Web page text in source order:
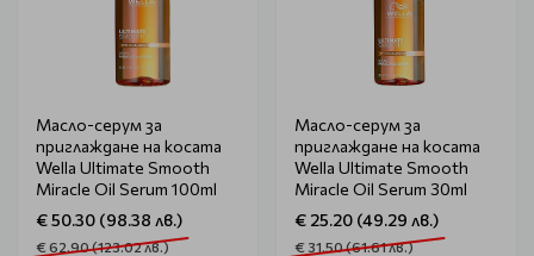
Масло-серум за
приглаждане на косата
Wella Ultimate Smooth
Miracle Oil Serum 100ml
€ 50.30 (98.38 лв.)
€ 62.90 (123.02 лв.)
Масло-серум за
приглаждане на косата
Wella Ultimate Smooth
Miracle Oil Serum 30ml
€ 25.20 (49.29 лв.)
€ 31.50 (61.61 лв.)